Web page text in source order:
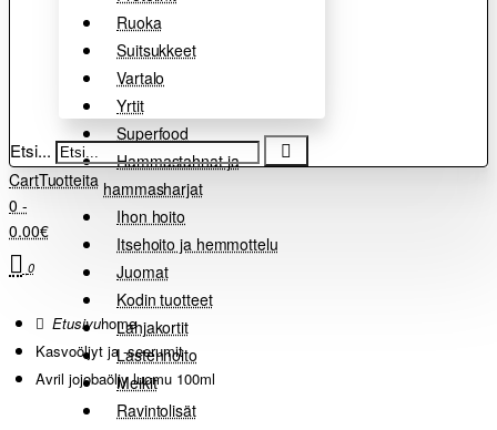
Ruoka
Suitsukkeet
Vartalo
Yrtit
Superfood
Hammastahnat ja
hammasharjat
Ihon hoito
Itsehoito ja hemmottelu
Juomat
Kodin tuotteet
Lahjakortit
Lastenhoito
Meikit
Ravintolisät
Etsi...
CartTuotteita
0 -
0.00€
0
home
Kasvoöljyt ja -seerumit
Avril jojobaöljy luomu 100ml